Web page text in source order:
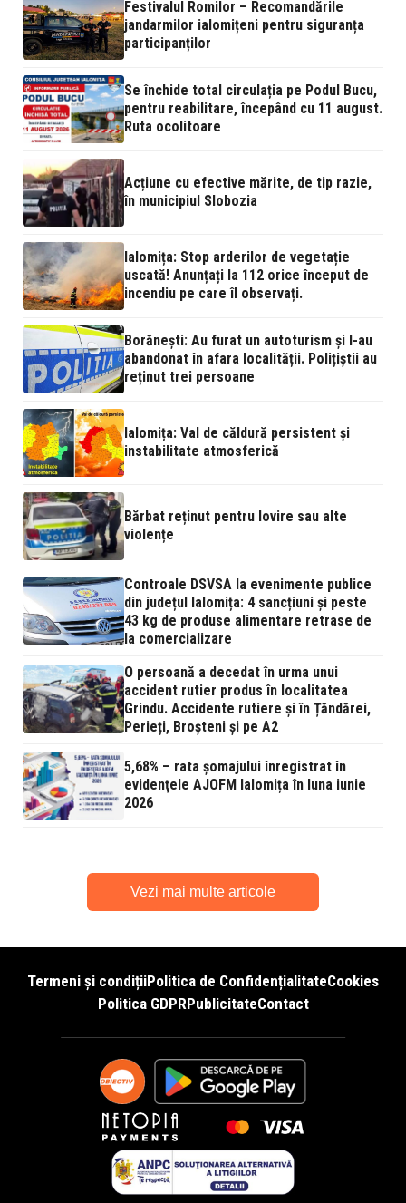
Festivalul Romilor – Recomandările
jandarmilor ialomițeni pentru siguranța
participanților
Se închide total circulația pe Podul Bucu,
pentru reabilitare, începând cu 11 august.
Ruta ocolitoare
Acțiune cu efective mărite, de tip razie,
în municipiul Slobozia
Ialomița: Stop arderilor de vegetație
uscată! Anunțați la 112 orice început de
incendiu pe care îl observați.
Borănești: Au furat un autoturism și l-au
abandonat în afara localității. Polițiștii au
reținut trei persoane
Ialomița: Val de căldură persistent și
instabilitate atmosferică
Bărbat reținut pentru lovire sau alte
violențe
Controale DSVSA la evenimente publice
din județul Ialomița: 4 sancțiuni și peste
43 kg de produse alimentare retrase de
la comercializare
O persoană a decedat în urma unui
accident rutier produs în localitatea
Grindu. Accidente rutiere și în Țăndărei,
Perieți, Broșteni și pe A2
5,68% – rata şomajului înregistrat în
evidenţele AJOFM Ialomița în luna iunie
2026
Vezi mai multe articole
Termeni și condițiiPolitica de ConfidențialitateCookies
Politica GDPRPublicitateContact